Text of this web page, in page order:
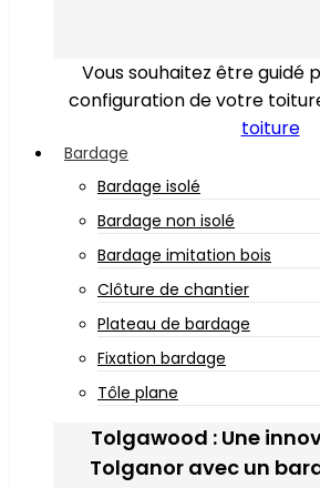
Vous souhaitez être guidé
configuration de votre
toiture
Bardage
Bardage isolé
Bardage non isolé
Bardage imitation bois
Clôture de chantier
Plateau de bardage
Fixation bardage
Tôle plane
Tolgawood : Une
Tolganor avec un